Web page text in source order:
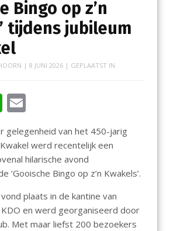
Bingo op z’n
tijdens jubileum
| 8 JUNI 2026| GEPLAATST IN
W
at
s
A
p
p
E
m
ai
l
gelegenheid van het 450-jarig
werd recentelijk een
hilarische avond
‘Gooische Bingo op z’n Kwakels’.
plaats in de kantine van
en werd georganiseerd door
Met maar liefst 200 bezoekers